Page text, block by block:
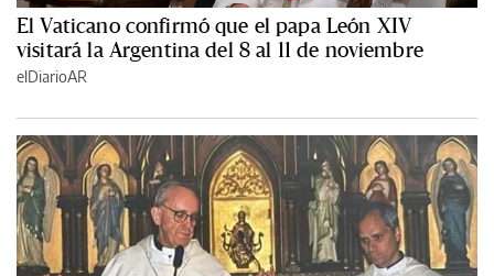
El Vaticano confirmó que el papa León XIV
visitará la Argentina del 8 al 11 de noviembre
elDiarioAR